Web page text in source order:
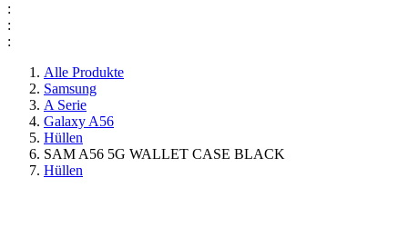
:
:
:
Alle Produkte
Samsung
A Serie
Galaxy A56
Hüllen
SAM A56 5G WALLET CASE BLACK
Hüllen